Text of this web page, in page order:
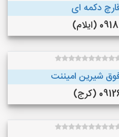
دکمه ای
شیرین امیننت
(کرج)